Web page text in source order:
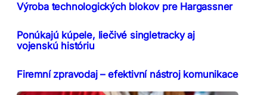
Výroba technologických blokov pre Hargassner
Ponúkajú kúpele, liečivé singletracky aj
vojenskú históriu
Firemní zpravodaj – efektivní nástroj komunikace